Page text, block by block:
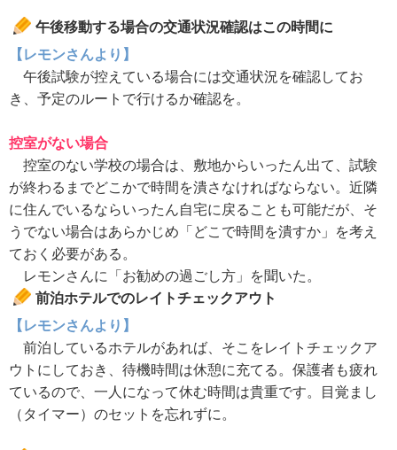
午後移動する場合の交通状況確認はこの時間に
【レモンさんより】
午後試験が控えている場合には交通状況を確認してお
き、予定のルートで行けるか確認を。
控室がない場合
控室のない学校の場合は、敷地からいったん出て、試験
が終わるまでどこかで時間を潰さなければならない。近隣
に住んでいるならいったん自宅に戻ることも可能だが、そ
うでない場合はあらかじめ「どこで時間を潰すか」を考え
ておく必要がある。
レモンさんに「お勧めの過ごし方」を聞いた。
前泊ホテルでのレイトチェックアウト
【レモンさんより】
前泊しているホテルがあれば、そこをレイトチェックア
ウトにしておき、待機時間は休憩に充てる。保護者も疲れ
ているので、一人になって休む時間は貴重です。目覚まし
（タイマー）のセットを忘れずに。